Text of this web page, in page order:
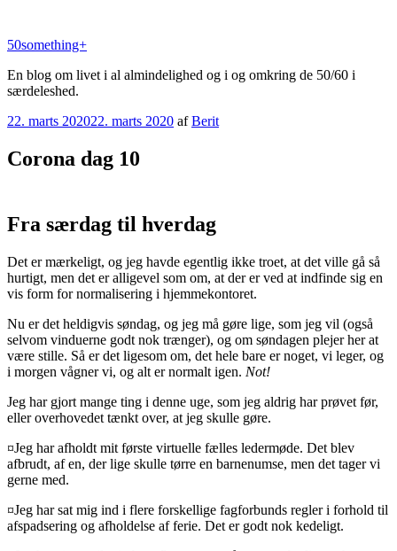
indhold
50something+
En blog om livet i al almindelighed og i og omkring de 50/60 i
særdeleshed.
Udgivet
22. marts 202022. marts 2020 afBerit
Corona dag 10
Fra særdag til hverdag
Det er mærkeligt, og jeg havde egentlig ikke troet, at det ville gå så
hurtigt, men det er alligevel som om, at der er ved at indfinde sig en
vis form for normalisering i hjemmekontoret.
Nu er det heldigvis søndag, og jeg må gøre lige, som jeg vil (også
selvom vinduerne godt nok trænger), og om søndagen plejer her at
være stille. Så er det ligesom om, det hele bare er noget, vi leger, og
i morgen vågner vi, og alt er normalt igen. Not!
Jeg har gjort mange ting i denne uge, som jeg aldrig har prøvet før,
eller overhovedet tænkt over, at jeg skulle gøre.
¤Jeg har afholdt mit første virtuelle fælles ledermøde. Det blev
afbrudt, af en, der lige skulle tørre en barnenumse, men det tager vi
gerne med.
¤Jeg har sat mig ind i flere forskellige fagforbunds regler i forhold til
afspadsering og afholdelse af ferie. Det er godt nok kedeligt.